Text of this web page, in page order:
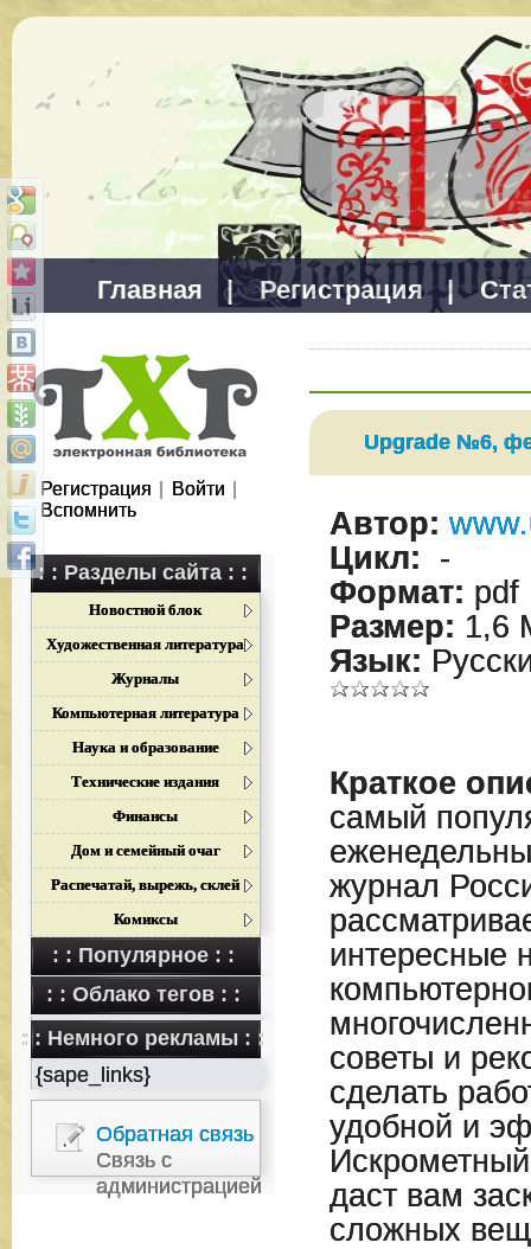
Главная | Регистрация |
Регистрация Войти
Вспомнить
: : Разделы сайта : :
Новостной блок
Художественная литература
Журналы
Компьютерная литература
Наука и образование
Технические издания
Финансы
Дом и семейный очаг
Распечатай, вырежь, склей
Комиксы
: : Популярное : :
: : Облако тегов : :
: : Немного рекламы : :
{sape_links}
Обратная связь
Связь с
администрацией
Upgrade №6,
Автор:
Цикл: -
Формат: pdf
Размер: 1,6
Язык:
Краткое
самый
журнал
интересные
советы и
сделать
удобной и
даст вам
сложных